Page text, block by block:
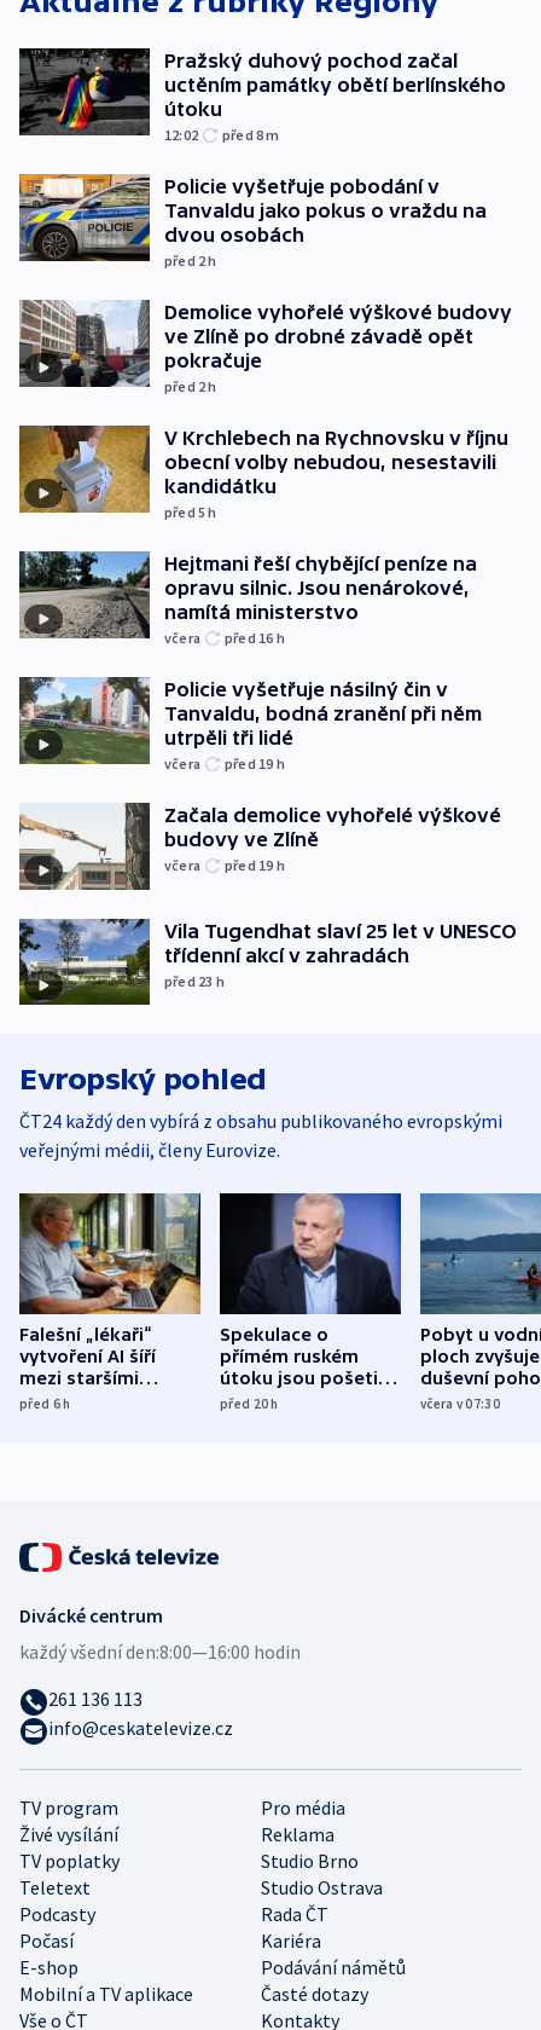
Pražský duhový pochod začal
uctěním památky obětí berlínského
útoku
12:02 před 8m
Policie vyšetřuje pobodání v
Tanvaldu jako pokus o vraždu na
dvou osobách
před 2h
Demolice vyhořelé výškové budovy
ve Zlíně po drobné závadě opět
pokračuje
před 2h
V Krchlebech na Rychnovsku v říjnu
obecní volby nebudou, nesestavili
kandidátku
před 5h
Hejtmani řeší chybějící peníze na
opravu silnic. Jsou nenárokové,
namítá ministerstvo
včera před 16 h
Policie vyšetřuje násilný čin v
Tanvaldu, bodná zranění při něm
utrpěli tři lidé
včera před 19 h
Začala demolice vyhořelé výškové
budovy ve Zlíně
včera před 19 h
Vila Tugendhat slaví 25 let v UNESCO
třídenní akcí v zahradách
před 23 h
Evropský pohled
ČT24 každý den vybírá z obsahu publikovaného evropskými
veřejnými médii, členy Eurovize.
Falešní „lékaři“
vytvoření AI šíří
mezi staršími
Poláky nebezpečné
před 6h
Spekulace o
přímém ruském
útoku jsou pošetilé,
míní estonský
před 20h
Pobyt u
ploch zvyšuje
duševní
ukázala
včera v 07:30
TV program
Pro média
Živé vysílání
Reklama
TV poplatky
Studio Brno
Teletext
Studio Ostrava
Podcasty
Rada ČT
Počasí
Kariéra
E-shop
Podávání námětů
Mobilní a TV aplikace
Časté dotazy
Vše o ČT
Kontakty
Divácké centrum
každý všední den:8:00—16:00 hodin
261 136 113
info@ceskatelevize.cz